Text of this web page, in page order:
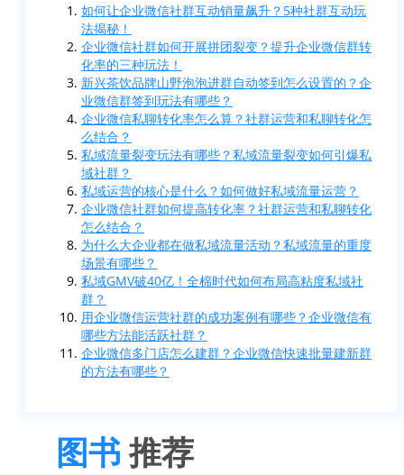
如何让企业微信社群互动销量飙升？5种社群互动玩
法揭秘！
企业微信社群如何开展拼团裂变？提升企业微信群转
化率的三种玩法！
新兴茶饮品牌山野泡泡进群自动签到怎么设置的？企
业微信群签到玩法有哪些？
企业微信私聊转化率怎么算？社群运营和私聊转化怎
么结合？
私域流量裂变玩法有哪些？私域流量裂变如何引爆私
域社群？
私域运营的核心是什么？如何做好私域流量运营？
企业微信社群如何提高转化率？社群运营和私聊转化
怎么结合？
为什么大企业都在做私域流量活动？私域流量的重度
场景有哪些？
私域GMV破40亿！全棉时代如何布局高粘度私域社
群？
用企业微信运营社群的成功案例有哪些？企业微信有
哪些方法能活跃社群？
企业微信多门店怎么建群？企业微信快速批量建新群
的方法有哪些？
图书推荐